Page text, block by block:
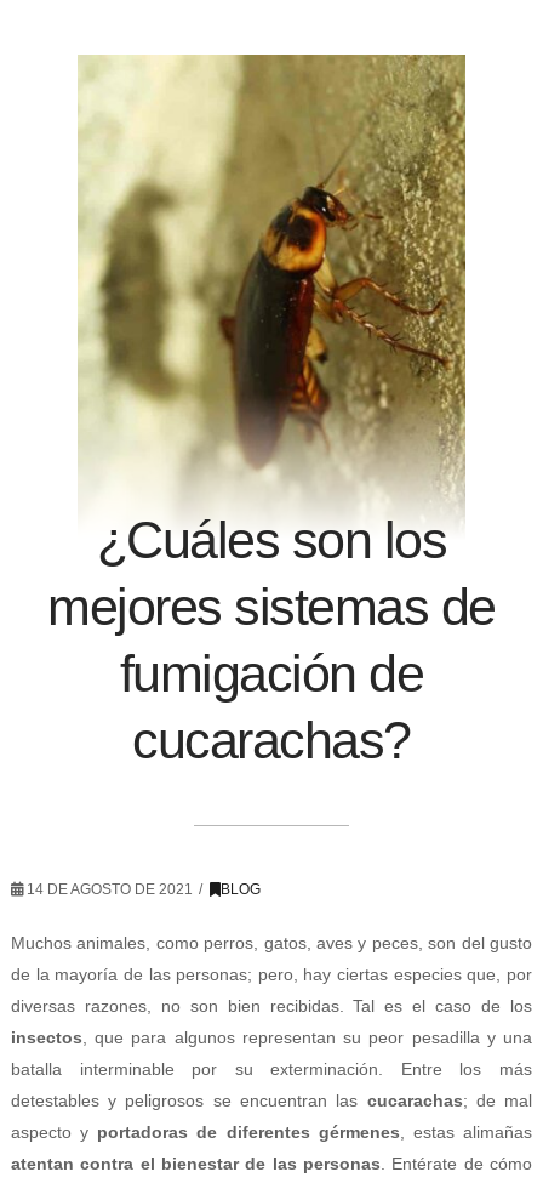
¿Cuáles son los
mejores sistemas de
fumigación de
cucarachas?
14 DE AGOSTO DE 2021 BLOG
Muchos animales, como perros, gatos, aves y peces, son del gusto
de la mayoría de las personas; pero, hay ciertas especies que, por
diversas razones, no son bien recibidas. Tal es el caso de los
insectos , que para algunos representan su peor pesadilla y una
batalla interminable por su exterminación. Entre los más
detestables y peligrosos se encuentran las cucarachas; de mal
aspecto y portadoras de diferentes gérmenes , estas alimañas
atentan contra el bienestar de las personas . Entérate de cómo